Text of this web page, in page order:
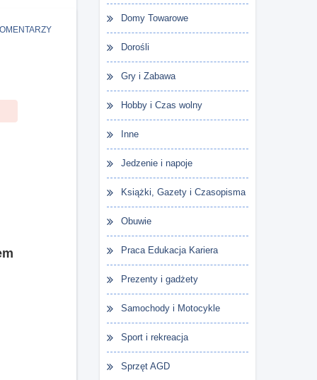
Domy Towarowe
Dorośli
Gry i Zabawa
Hobby i Czas wolny
Inne
Jedzenie i napoje
Książki, Gazety i Czasopisma
Obuwie
Praca Edukacja Kariera
Prezenty i gadżety
Samochody i Motocykle
Sport i rekreacja
Sprzęt AGD